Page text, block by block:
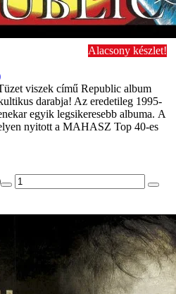
Alacsony készlet!
viszek című Republic album
darabja! Az eredetileg 1995-
egyik legsikeresebb albuma. A
nyitott a MAHASZ Top 40-es